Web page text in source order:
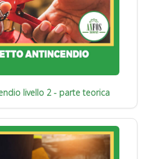
livello 2 - parte teorica